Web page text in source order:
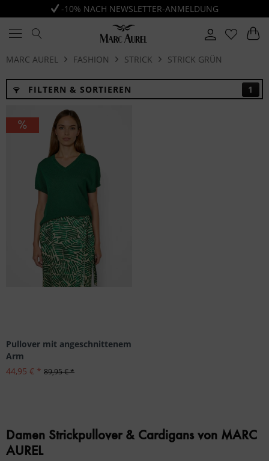
-10% NACH NEWSLETTER-ANMELDUNG
MARC AUREL FASHION STRICK STRICK GRÜN
FILTERN & SORTIEREN 1
Pullover mit angeschnittenem
Arm
44,95 € * 89,95 € *
Damen Strickpullover & Cardigans von MARC
AUREL